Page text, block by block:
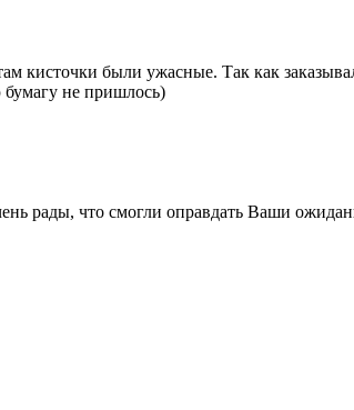
кисточки были ужасные. Так как
бумагу не пришлось)
рады, что смогли оправдать Ваши